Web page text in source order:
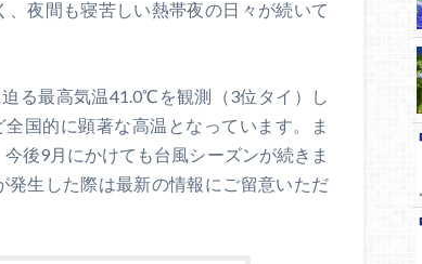
夜間も寝苦しい熱帯夜の日々が続いて
る最高気温41.0℃を観測（3位タイ）し
国的に顕著な高温となっています。ま
後9月にかけても台風シーズンが続きま
生した際は最新の情報にご留意いただ